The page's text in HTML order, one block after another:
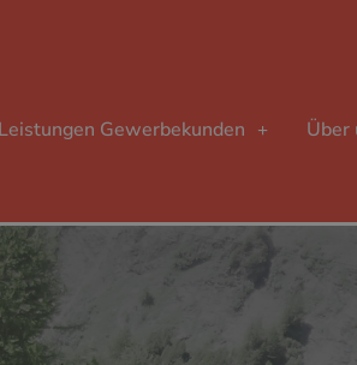
Leistungen Gewerbekunden Über